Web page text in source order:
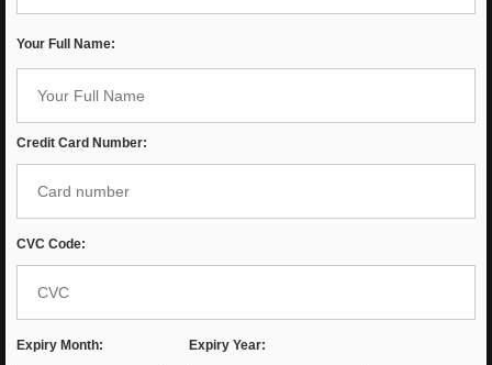
Your Full Name:
Credit Card Number:
CVC Code:
Expiry Month: Expiry Year: